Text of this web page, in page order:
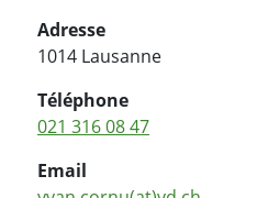
Adresse
1014 Lausanne
Téléphone
021 316 08 47
Email